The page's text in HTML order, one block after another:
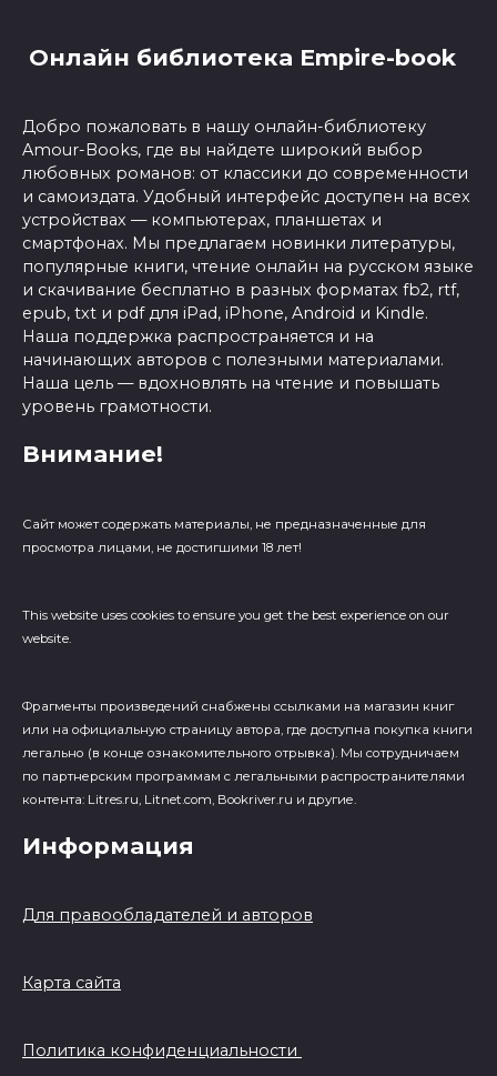
Онлайн библиотека Empire-book
Добро пожаловать в нашу онлайн-библиотеку
Amour-Books, где вы найдете широкий выбор
любовных романов: от классики до современности
и самоиздата. Удобный интерфейс доступен на всех
устройствах — компьютерах, планшетах и
смартфонах. Мы предлагаем новинки литературы,
популярные книги, чтение онлайн на русском языке
и скачивание бесплатно в разных форматах fb2, rtf,
epub, txt и pdf для iPad, iPhone, Android и Kindle.
Наша поддержка распространяется и на
начинающих авторов с полезными материалами.
Наша цель — вдохновлять на чтение и повышать
уровень грамотности.
Внимание!
Сайт может содержать материалы, не предназначенные для
просмотра лицами, не достигшими 18 лет!
This website uses cookies to ensure you get the best experience on our
website.
Фрагменты произведений cнабжены ссылками на магазин книг
или на официальную страницу автора, где доступна покупка книги
легально (в конце ознакомительного отрывка). Мы сотрудничаем
по партнерским программам с легальными распространителями
контента: Litres.ru, Litnet.com, Bookriver.ru и другие.
Информация
Для правообладателей и авторов
Карта сайта
Политика конфиденциальности